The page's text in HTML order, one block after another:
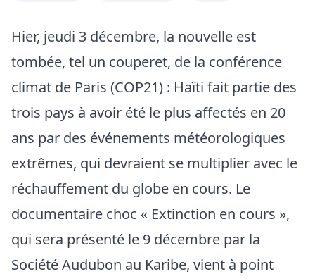
Hier, jeudi 3 décembre, la nouvelle est
tombée, tel un couperet, de la conférence
climat de Paris (COP21) : Haïti fait partie des
trois pays à avoir été le plus affectés en 20
ans par des événements météorologiques
extrêmes, qui devraient se multiplier avec le
réchauffement du globe en cours. Le
documentaire choc « Extinction en cours »,
qui sera présenté le 9 décembre par la
Société Audubon au Karibe, vient à point